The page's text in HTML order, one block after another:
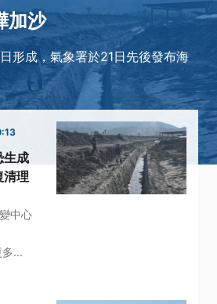
加沙
形成，氣象署於21日先後發布海
生成
清理
中心
多...